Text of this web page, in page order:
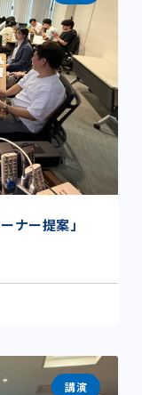
ナー提案」
講演